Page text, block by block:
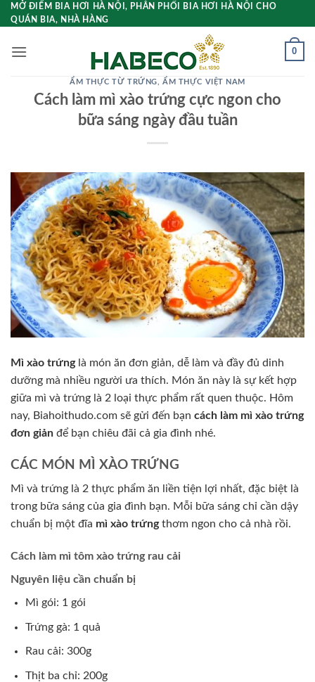
Bỏ
qua
dung
MỞ ĐIỂM BIA HƠI HÀ NỘI, PHÂN PHỐI BIA HƠI HÀ NỘI CHO
QUÁN BIA, NHÀ HÀNG
0
ẨM THỰC TỪ TRỨNG ,ẨM THỰC VIỆT NAM
Cách làm mì xào trứng cực ngon cho
bữa sáng ngày đầu tuần
Mì xào trứnglà món ăn đơn giản, dễ làm và đầy đủ dinh
dưỡng mà nhiều người ưa thích. Món ăn này là sự kết hợp
giữa mì và trứng là 2 loại thực phẩm rất quen thuộc. Hôm
nay, Biahoithudo.com sẽ gửi đến bạn cách làm mì xào trứng
đơn giản để bạn chiêu đãi cả gia đình nhé.
CÁC MÓN MÌ XÀO TRỨNG
Mì và trứng là 2 thực phẩm ăn liền tiện lợi nhất, đặc biệt là
trong bữa sáng của gia đình bạn. Mỗi bữa sáng chỉ cần dậy
chuẩn bị một đĩa mì xào trứngthơm ngon cho cả nhà rồi.
Cách làm mì tôm xào trứng rau cải
Nguyên liệu cần chuẩn bị
Mì gói: 1 gói
Trứng gà: 1 quả
Rau cải: 300g
Thịt ba chỉ: 200g